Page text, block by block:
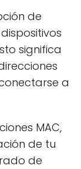
de
significa
a
MAC,
de tu
de